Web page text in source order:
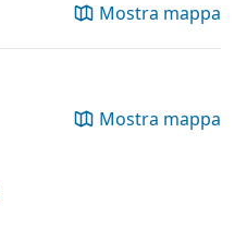
Mostra mappa
Mostra mappa